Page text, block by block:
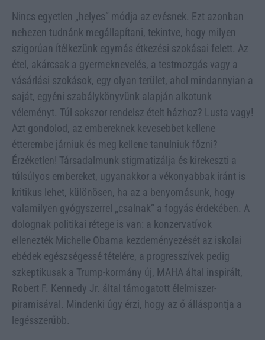
Nincs egyetlen „helyes” módja az evésnek. Ezt azonban
nehezen tudnánk megállapítani, tekintve, hogy milyen
szigorúan ítélkezünk egymás étkezési szokásai felett. Az
étel, akárcsak a gyermeknevelés, a testmozgás vagy a
vásárlási szokások, egy olyan terület, ahol mindannyian a
saját, egyéni szabálykönyvünk alapján alkotunk
véleményt. Túl sokszor rendelsz ételt házhoz? Lusta vagy!
Azt gondolod, az embereknek kevesebbet kellene
étterembe járniuk és meg kellene tanulniuk főzni?
Érzéketlen! Társadalmunk stigmatizálja és kirekeszti a
túlsúlyos embereket, ugyanakkor a vékonyabbak iránt is
kritikus lehet, különösen, ha az a benyomásunk, hogy
valamilyen gyógyszerrel „csalnak” a fogyás érdekében. A
dolognak politikai rétege is van: a konzervatívok
ellenezték Michelle Obama kezdeményezését az iskolai
ebédek egészségessé tételére, a progresszívek pedig
szkeptikusak a Trump-kormány új, MAHA által inspirált,
Robert F. Kennedy Jr. által támogatott élelmiszer-
piramisával. Mindenki úgy érzi, hogy az ő álláspontja a
legésszerűbb.